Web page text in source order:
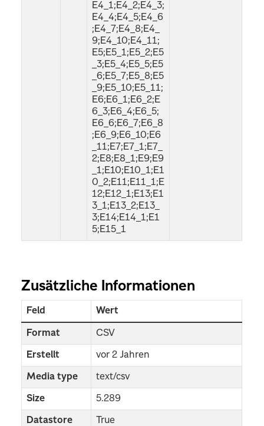
E4_1;E4_2;E4_3;
E4_4;E4_5;E4_6
;E4_7;E4_8;E4_
9;E4_10;E4_11;
E5;E5_1;E5_2;E5
_3;E5_4;E5_5;E5
_6;E5_7;E5_8;E5
_9;E5_10;E5_11;
E6;E6_1;E6_2;E
6_3;E6_4;E6_5;
E6_6;E6_7;E6_8
;E6_9;E6_10;E6
_11;E7;E7_1;E7_
2;E8;E8_1;E9;E9
_1;E10;E10_1;E1
0_2;E11;E11_1;E
12;E12_1;E13;E1
3_1;E13_2;E13_
3;E14;E14_1;E1
5;E15_1
Zusätzliche Informationen
Feld Wert
Format CSV
Erstellt vor 2 Jahren
Media type text/csv
Size 5.289
Datastore
True